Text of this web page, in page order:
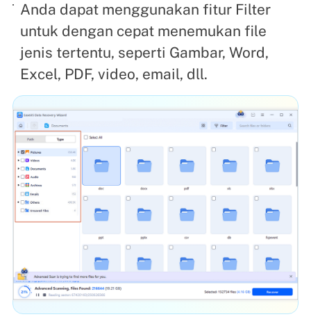
Anda dapat menggunakan fitur Filter
untuk dengan cepat menemukan file
jenis tertentu, seperti Gambar, Word,
Excel, PDF, video, email, dll.